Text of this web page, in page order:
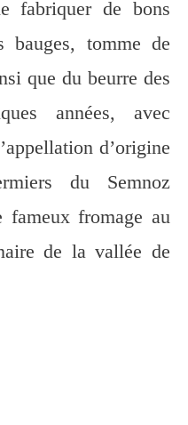
fabriquer de bons
bauges, tomme de
que du beurre des
années, avec
d’origine
du Semnoz
fameux fromage au
de la vallée de